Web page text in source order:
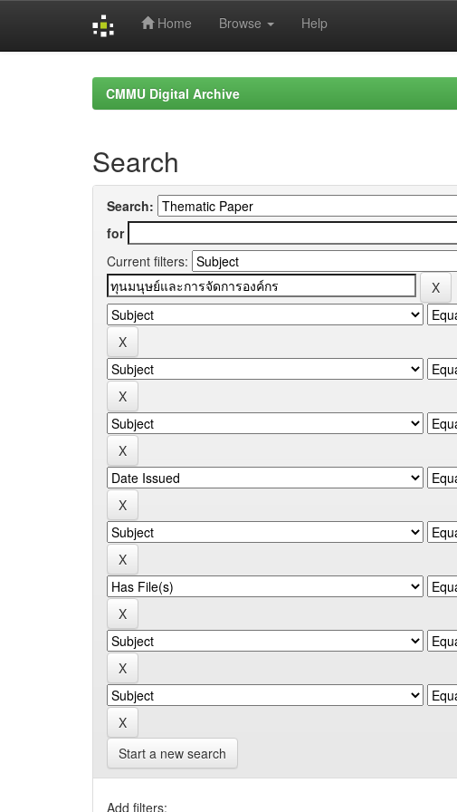
Home Browse Help
CMMU Digital Archive
Search
Search:
for
Current filters:
Start a new search
Add filters: